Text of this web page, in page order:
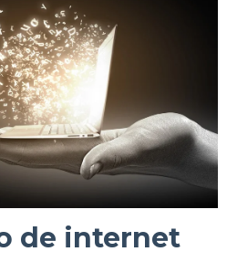
de internet